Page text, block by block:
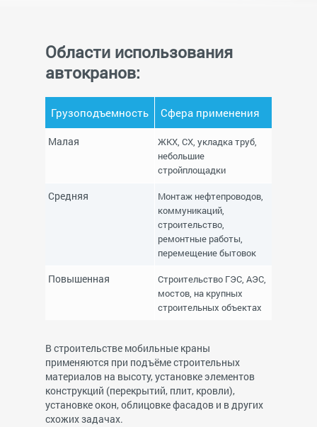
Области использования
автокранов:
Грузоподъемность Сфера применения
Малая
ЖКХ, СХ, укладка труб,
небольшие
стройплощадки
Средняя
Монтаж нефтепроводов,
коммуникаций,
строительство,
ремонтные работы,
перемещение бытовок
Повышенная
Строительство ГЭС, АЭС,
мостов, на крупных
строительных объектах
В строительстве мобильные краны
применяются при подъёме строительных
материалов на высоту, установке элементов
конструкций (перекрытий, плит, кровли),
установке окон, облицовке фасадов и в других
схожих задачах.